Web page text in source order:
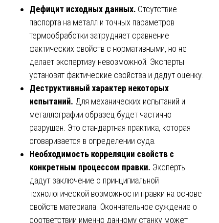
Дефицит исходных данных. Отсутствие
паспорта на металл и точных параметров
термообработки затрудняет сравнение
фактических свойств с нормативными, но не
делает экспертизу невозможной. Эксперты
установят фактические свойства и дадут оценку.
Деструктивный характер некоторых
испытаний. Для механических испытаний и
металлографии образец будет частично
разрушен. Это стандартная практика, которая
оговаривается в определении суда.
Необходимость корреляции свойств с
конкретным процессом правки. Эксперты
дадут заключение о принципиальной
технологической возможности правки на основе
свойств материала. Окончательное суждение о
соответствии именно данному станку может